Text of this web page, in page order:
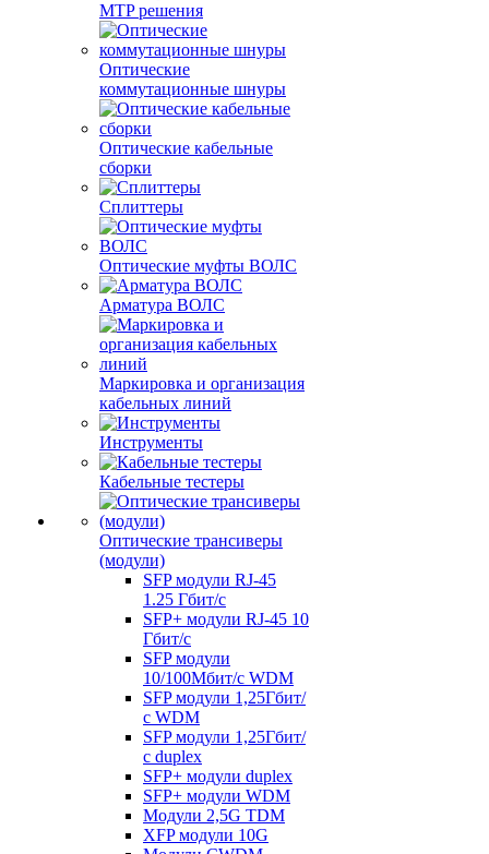
MTP решения
Оптические
коммутационные шнуры
Оптические кабельные
сборки
Сплиттеры
Оптические муфты ВОЛС
Арматура ВОЛС
Маркировка и организация
кабельных линий
Инструменты
Кабельные тестеры
Оптические трансиверы
(модули)
SFP модули RJ-45
1.25 Гбит/c
SFP+ модули RJ-45 10
Гбит/c
SFP модули
10/100Мбит/с WDM
SFP модули 1,25Гбит/
с WDM
SFP модули 1,25Гбит/
с duplex
SFP+ модули duplex
SFP+ модули WDM
Модули 2,5G TDM
XFP модули 10G